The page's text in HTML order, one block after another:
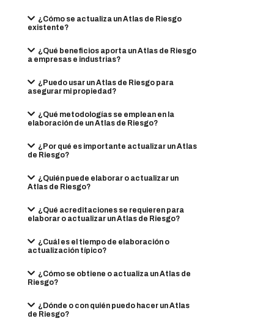
¿Cómo se actualiza un Atlas de Riesgo
existente?
¿Qué beneficios aporta un Atlas de Riesgo
a empresas e industrias?
¿Puedo usar un Atlas de Riesgo para
asegurar mi propiedad?
¿Qué metodologías se emplean en la
elaboración de un Atlas de Riesgo?
¿Por qué es importante actualizar un Atlas
de Riesgo?
¿Quién puede elaborar o actualizar un
Atlas de Riesgo?
¿Qué acreditaciones se requieren para
elaborar o actualizar un Atlas de Riesgo?
¿Cuál es el tiempo de elaboración o
actualización típico?
¿Cómo se obtiene o actualiza un Atlas de
Riesgo?
¿Dónde o con quién puedo hacer un Atlas
de Riesgo?